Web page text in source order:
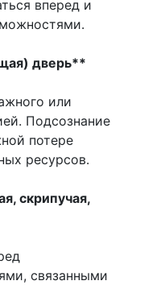
вперед и
дверь**
или
Подсознание
потере
ресурсов.
скрипучая,
связанными